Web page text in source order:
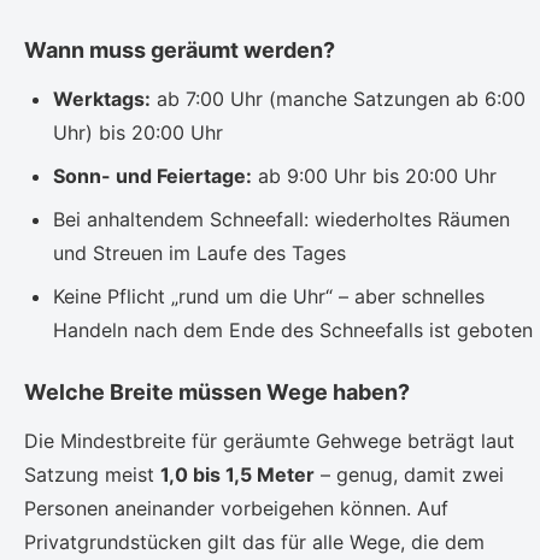
Wann muss geräumt werden?
Werktags: ab 7:00 Uhr (manche Satzungen ab 6:00
Uhr) bis 20:00 Uhr
Sonn- und Feiertage: ab 9:00 Uhr bis 20:00 Uhr
Bei anhaltendem Schneefall: wiederholtes Räumen
und Streuen im Laufe des Tages
Keine Pflicht „rund um die Uhr“ – aber schnelles
Handeln nach dem Ende des Schneefalls ist geboten
Welche Breite müssen Wege haben?
Die Mindestbreite für geräumte Gehwege beträgt laut
Satzung meist 1,0 bis 1,5 Meter – genug, damit zwei
Personen aneinander vorbeigehen können. Auf
Privatgrundstücken gilt das für alle Wege, die dem